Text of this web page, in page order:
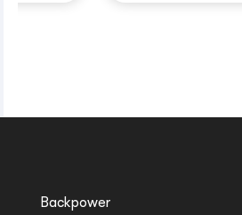
Backpower